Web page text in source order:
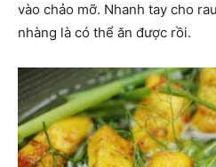
vào chảo mỡ. Nhanh tay cho
nhàng là có thể ăn được rồi.